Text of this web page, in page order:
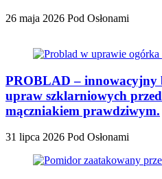
26 maja 2026 Pod Osłonami
PROBLAD – innowacyjny
upraw szklarniowych
mączniakiem prawdziwym.
31 lipca 2026 Pod Osłonami